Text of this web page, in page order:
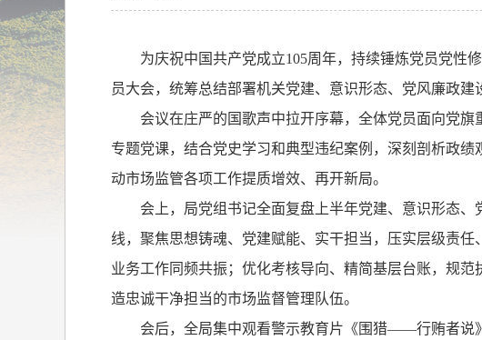
为庆祝中国共产党成立105周年，持续锤炼党员党性
员大会，统筹总结部署机关党建、意识形态、党风廉政建
会议在庄严的国歌声中拉开序幕，全体党员面向党旗
专题党课，结合党史学习和典型违纪案例，深刻剖析政
动市场监管各项工作提质增效、再开新局。
会上，局党组书记全面复盘上半年党建、意识形态
线，聚焦思想铸魂、党建赋能、实干担当，压实层级责
业务工作同频共振；优化考核导向、精简基层台账，规
造忠诚干净担当的市场监督管理队伍。
会后，全局集中观看警示教育片《围猎——行贿者说